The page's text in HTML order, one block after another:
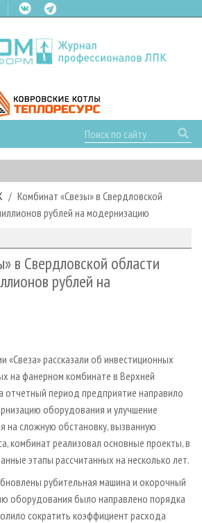
ПЛИТ
REVIEW
Комбинат «Свезы» в Свердловской
рублей на модернизацию
в Свердловской области
рублей на
«Свеза» рассказали об инвестиционных
на фанерном комбинате в Верхней
отчетный период предприятие направило
оборудования и улучшение
на сложную обстановку, вызванную
комбинат реализовал основные проекты, в
этапы рассчитанных на несколько лет.
рубительная машина и окорочный
оборудования было направлено порядка
сократить коэффициент расхода